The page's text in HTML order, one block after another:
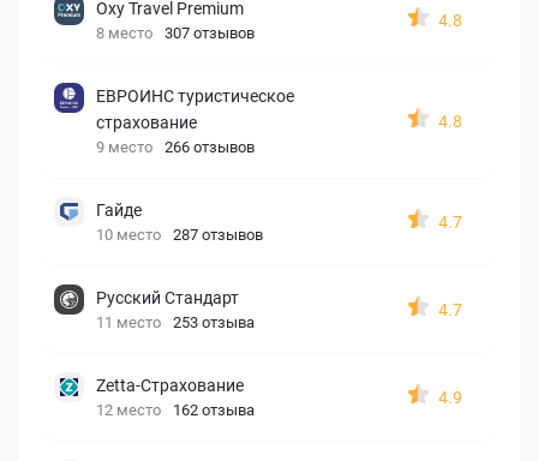
Oxy Travel Premium
8 место 307 отзывов
4.8
ЕВРОИНС туристическое
страхование
9 место 266 отзывов
4.8
Гайде
10 место 287 отзывов
4.7
Русский Стандарт
11 место 253 отзыва
4.7
Zetta-Страхование
12 место 162 отзыва
4.9